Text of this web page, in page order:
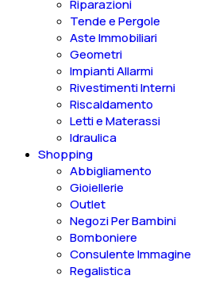
Riparazioni
Tende e Pergole
Aste Immobiliari
Geometri
Impianti Allarmi
Rivestimenti Interni
Riscaldamento
Letti e Materassi
Idraulica
Shopping
Abbigliamento
Gioiellerie
Outlet
Negozi Per Bambini
Bomboniere
Consulente Immagine
Regalistica